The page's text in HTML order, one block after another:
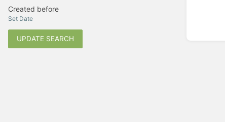
Created before
Set Date
UPDATE SEARCH